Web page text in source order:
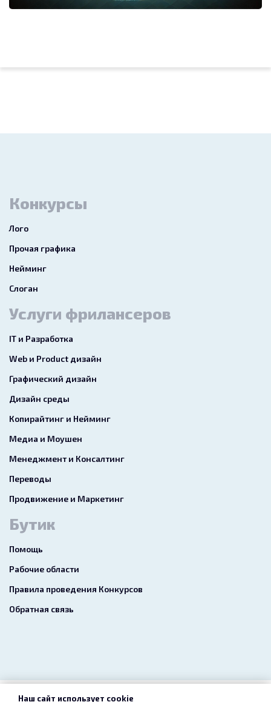
Конкурсы
Лого
Прочая графика
Нейминг
Слоган
Услуги фрилансеров
IT и Разработка
Web и Product дизайн
Графический дизайн
Дизайн среды
Копирайтинг и Нейминг
Медиа и Моушен
Менеджмент и Консалтинг
Переводы
Продвижение и Маркетинг
Бутик
Помощь
Рабочие области
Правила проведения Конкурсов
Обратная связь
Наш сайт использует cookie